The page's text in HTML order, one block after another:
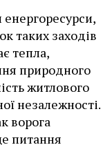
таких заходів
тепла,
природного
житлового
незалежності.
ворога
питання